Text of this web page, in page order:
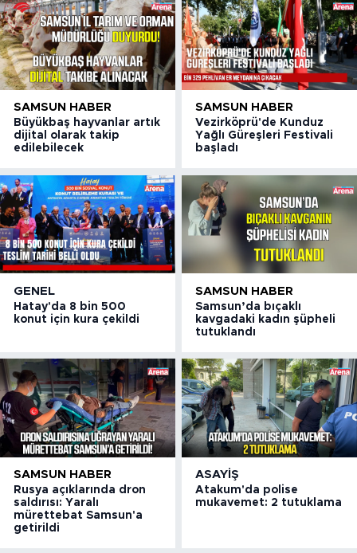
SAMSUN HABER
Büyükbaş hayvanlar artık
dijital olarak takip
edilebilecek
SAMSUN HABER
Vezirköprü'de Kunduz
Yağlı Güreşleri Festivali
başladı
GENEL
Hatay'da 8 bin 500
konut için kura çekildi
SAMSUN HABER
Samsun’da bıçaklı
kavgadaki kadın şüpheli
tutuklandı
SAMSUN HABER
Rusya açıklarında dron
saldırısı: Yaralı
mürettebat Samsun'a
getirildi
ASAYIŞ
Atakum'da polise
mukavemet: 2 tutuklama